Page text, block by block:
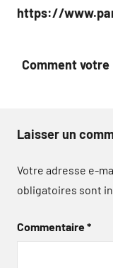
de
https://
Comment
Laisser un
Votre adresse e-
obligatoires sont
Commentaire*